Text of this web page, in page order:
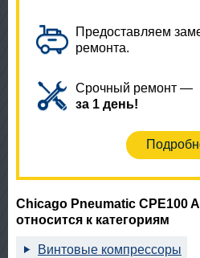
Предоставляем
ремонта.
Срочный ремонт —
за 1 день!
Chicago Pneumatic CPE100
относится к категориям
Винтовые компрессоры